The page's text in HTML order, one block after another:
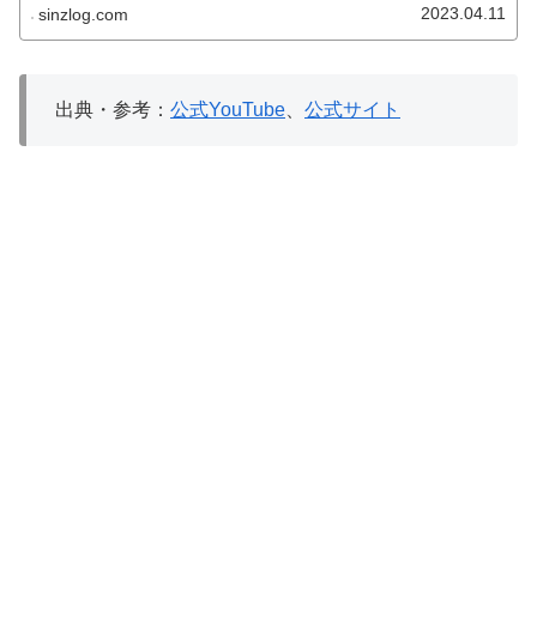
sinzlog.com 2023.04.11
出典・参考： 公式YouTube、 公式サイト